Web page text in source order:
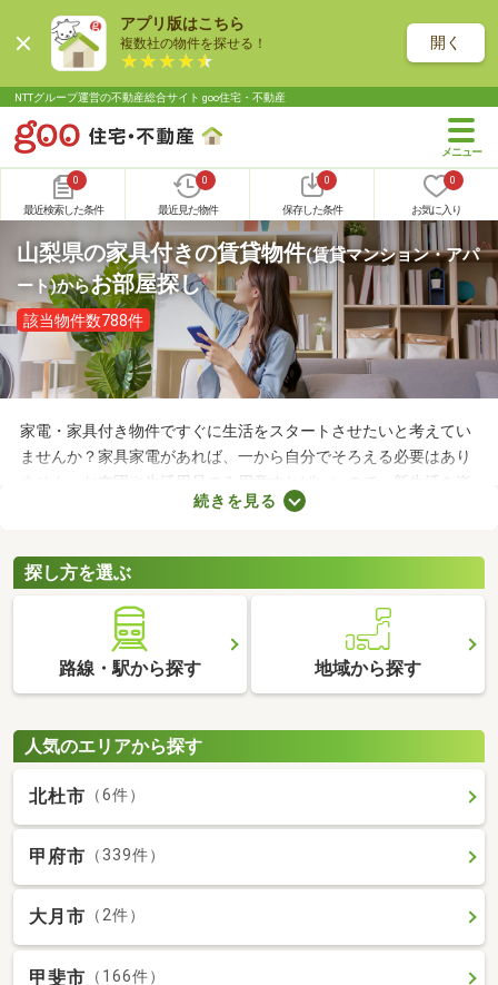
アプリ版はこちら
複数社の物件を探せる！ 開く
NTTグループ運営の不動産総合サイト goo住宅・不動産
0
最近検索した条件
0
最近見た物件
0
保存した条件
0
お気に入り
山梨県の家具付きの賃貸物件(賃貸マンション・アパ
ート)からお部屋探し
該当物件数788件
家電・家具付き物件ですぐに生活をスタートさせたいと考えてい
ませんか？家具家電があれば、一から自分でそろえる必要はあり
ません。お布団や生活用品のみ用意すればいいので、新生活を楽
に始められます。ここでは、家電・家具付きの物件を紹介しま
見つけたら内見予約をしてみましょう。
続きを見る
探し方を選ぶ
路線・駅から探す 地域から探す
人気のエリアから探す
北杜市 （6件）
甲府市 （339件）
大月市 （2件）
甲斐市 （166件）